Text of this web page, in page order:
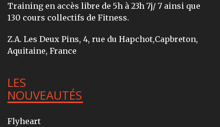
Training en accès libre de 5h à 23h 7j/ 7 ainsi que
130 cours collectifs de Fitness.
Z.A. Les Deux Pins, 4, rue du Hapchot,Capbreton,
Aquitaine, France
LES
NOUVEAUTÉS
Flyheart